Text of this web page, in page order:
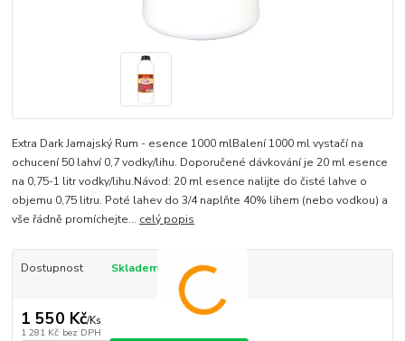
Extra Dark Jamajský Rum - esence 1000 mlBalení 1000 ml vystačí na
ochucení 50 lahví 0,7 vodky/lihu. Doporučené dávkování je 20 ml esence
na 0,75-1 litr vodky/lihu.Návod: 20 ml esence nalijte do čisté lahve o
objemu 0,75 litru. Poté lahev do 3/4 naplňte 40% lihem (nebo vodkou) a
vše řádně promíchejte... celý popis
Dostupnost Skladem
1 550 Kč/Ks
1 281 Kč bez DPH